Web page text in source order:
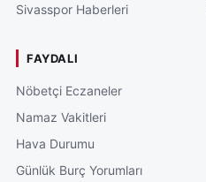
Sivasspor Haberleri
FAYDALI
Nöbetçi Eczaneler
Namaz Vakitleri
Hava Durumu
Günlük Burç Yorumları